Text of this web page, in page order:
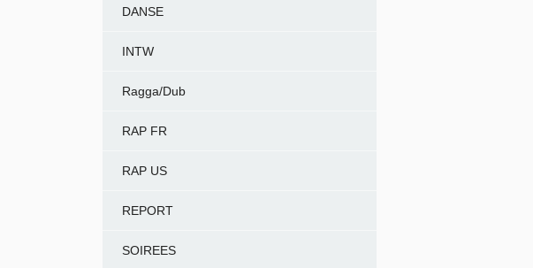
DANSE
INTW
Ragga/Dub
RAP FR
RAP US
REPORT
SOIREES